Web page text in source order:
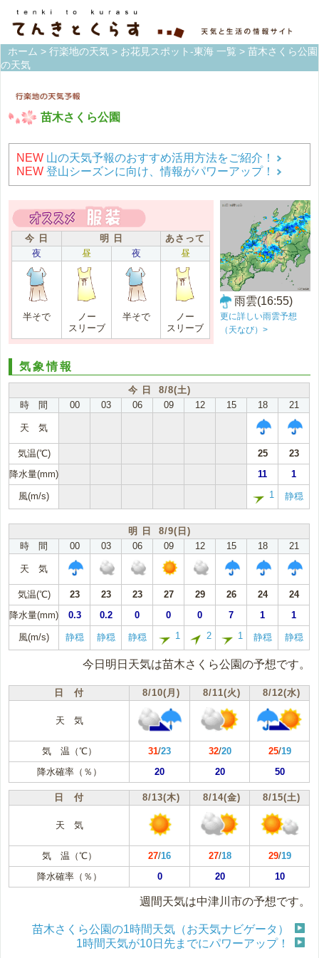
ホーム > 行楽地の天気 > お花見スポット-東海 一覧 > 苗木さくら公園
の天気
苗木さくら公園
NEW 山の天気予報のおすすめ活用方法をご紹介！
NEW 登山シーズンに向け、情報がパワーアップ！
今 日 明 日
あさって
夜
昼 夜 昼
半そで
ノー
スリーブ
半そで
ノー
スリーブ
雨雲(16:55)
更に詳しい雨雲予想
（天なび）>
気象情報
今 日 8/8(土)
時 間
00 03 06 09 12 15 18 21
天 気
気温(℃) 25
23
降水量(mm)
11 1
風(m/s) 1 静穏
明 日 8/9(日)
時 間
00 03 06 09 12 15 18 21
天 気
気温(℃) 23 23 23 27 29 26 24
24
降水量(mm)
0.3 0.2 0 0 0 7 1 1
風(m/s) 静穏 静穏 静穏 1 2 1 静穏 静穏
今日明日天気は苗木さくら公園の予想です。
日 付 8/10(月) 8/11(火) 8/12(水)
天 気
気 温（℃） 31/23 32/20 25/19
降水確率（％）
20 20 50
日 付 8/13(木) 8/14(金) 8/15(土)
天 気
気 温（℃） 27/16 27/18 29/19
降水確率（％）
0 20 10
週間天気は中津川市の予想です。
苗木さくら公園の1時間天気（お天気ナビゲータ）
1時間天気が10日先までにパワーアップ！